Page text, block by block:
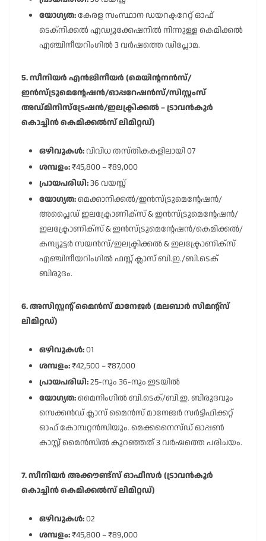
യോഗ്യത:കേരള സംസ്ഥാന ഡയറക്ടറേറ്റ് ഓഫ്
ടെക്നിക്കൽ എഡ്യൂക്കേഷനിൽ നിന്നുള്ള കെമിക്കൽ
എഞ്ചിനീയറിംഗിൽ 3 വർഷത്തെ ഡിപ്ലോമ.
5. സീനിയർ എൻജിനീയർ (മെയിന്റനൻസ്/
ഇൻസ്ട്രുമെന്റേഷൻ/ഓപ്പറേഷൻസ്/സിസ്റ്റംസ്
അഡ്മിനിസ്ട്രേഷൻ/ഇലക്ട്രിക്കൽ – ട്രാവൻകൂർ
കൊച്ചിൻ കെമിക്കൽസ് ലിമിറ്റഡ്)
ഒഴിവുകൾ: വിവിധ തസ്തികകളിലായി 07
ശമ്പളം:₹45,800 – ₹89,000
പ്രായപരിധി:36 വയസ്സ്
യോഗ്യത:മെക്കാനിക്കൽ/ഇൻസ്ട്രുമെന്റേഷൻ/
അപ്ലൈഡ് ഇലക്ട്രോണിക്സ് & ഇൻസ്ട്രുമെന്റേഷൻ/
ഇലക്ട്രോണിക്സ് & ഇൻസ്ട്രുമെന്റേഷൻ/കെമിക്കൽ/
കമ്പ്യൂട്ടർ സയൻസ്/ഇലക്ട്രിക്കൽ & ഇലക്ട്രോണിക്സ്
എഞ്ചിനീയറിംഗിൽ ഫസ്റ്റ് ക്ലാസ് ബി.ഇ./ബി.ടെക്
ബിരുദം.
6. അസിസ്റ്റന്റ് മൈൻസ് മാനേജർ (മലബാർ സിമന്റ്സ്
ലിമിറ്റഡ്)
ഒഴിവുകൾ:01
ശമ്പളം:₹42,500 – ₹87,000
പ്രായപരിധി:25-നും 36-നും ഇടയിൽ
യോഗ്യത:മൈനിംഗിൽ ബി.ടെക്/ബി.ഇ. ബിരുദവും
സെക്കൻഡ് ക്ലാസ് മൈൻസ് മാനേജർ സർട്ടിഫിക്കറ്റ്
ഓഫ് കോമ്പറ്റൻസിയും. മെക്കനൈസ്ഡ് ഓപ്പൺ
കാസ്റ്റ് മൈൻസിൽ കുറഞ്ഞത് 3 വർഷത്തെ പരിചയം.
7. സീനിയർ അക്കൗണ്ട്സ് ഓഫീസർ (ട്രാവൻകൂർ
കൊച്ചിൻ കെമിക്കൽസ് ലിമിറ്റഡ്)
ഒഴിവുകൾ:02
ശമ്പളം:₹45,800 – ₹89,000